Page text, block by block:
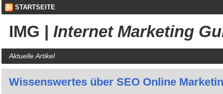
STARTSEITE
IMG | Internet Marketing
Aktuelle Artikel
Wissenswertes über SEO Online